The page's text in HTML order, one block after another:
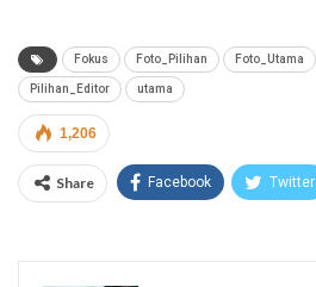
Fokus Foto_Pilihan Foto_Utama
Pilihan_Editor utama
1,206
Share Facebook Twitter